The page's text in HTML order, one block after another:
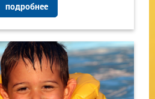
подробнее